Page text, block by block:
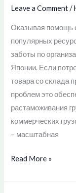
Leave a Comment /
Оказывая помощь
популярных
заботы по
Японии. Если
товара со склада
проблем это
растаможивания
коммерческих
– масштабная
в
Как
заказать
и
импортировать
Read More »